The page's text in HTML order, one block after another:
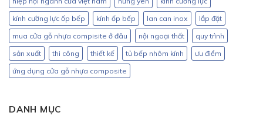
kính cường lực ốp bếp
kính ốp bếp lan can inox
lắp đặt
mua cửa gỗ nhựa compisite ở đâu
nội ngoại thất
quy trình
sản xuất
thi công thiết kế tủ bếp nhôm kính
ưu điểm
ứng dụng cửa gỗ nhựa composite
DANH MỤC